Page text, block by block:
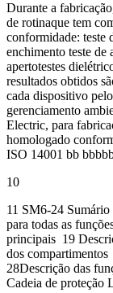
Durante a
de rotinaque tem
conformidade: teste
enchimento teste de
apertotestes
resultados obtidos
cada dispositivo
gerenciamento
Electric, para
homologado
ISO 14001 bb
10
11 SM6-24
para todas as
principais 19
dos
28Descrição das
Cadeia de proteção